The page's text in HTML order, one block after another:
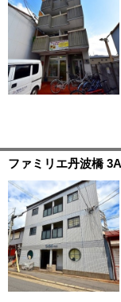
ファミリエ丹波橋